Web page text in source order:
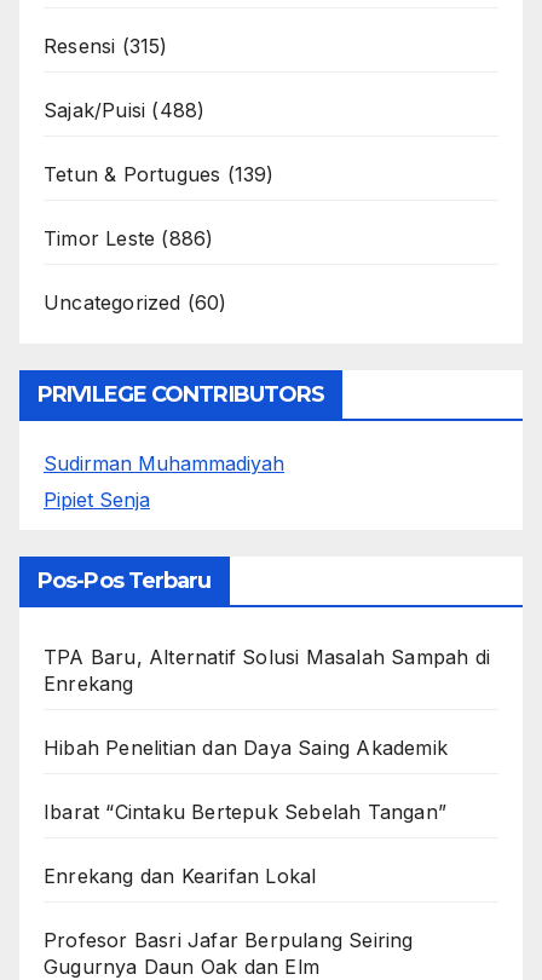
Resensi (315)
Sajak/Puisi (488)
Tetun & Portugues (139)
Timor Leste (886)
Uncategorized (60)
PRIVILEGE CONTRIBUTORS
Sudirman Muhammadiyah
Pipiet Senja
Pos-Pos Terbaru
TPA Baru, Alternatif Solusi Masalah Sampah di
Enrekang
Hibah Penelitian dan Daya Saing Akademik
Ibarat “Cintaku Bertepuk Sebelah Tangan”
Enrekang dan Kearifan Lokal
Profesor Basri Jafar Berpulang Seiring
Gugurnya Daun Oak dan Elm